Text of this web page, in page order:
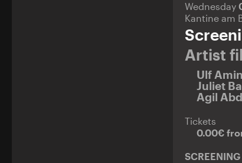
Wednesday
Kantine am
Artist
Ulf
Juliet
Agil
Tickets
0.00€